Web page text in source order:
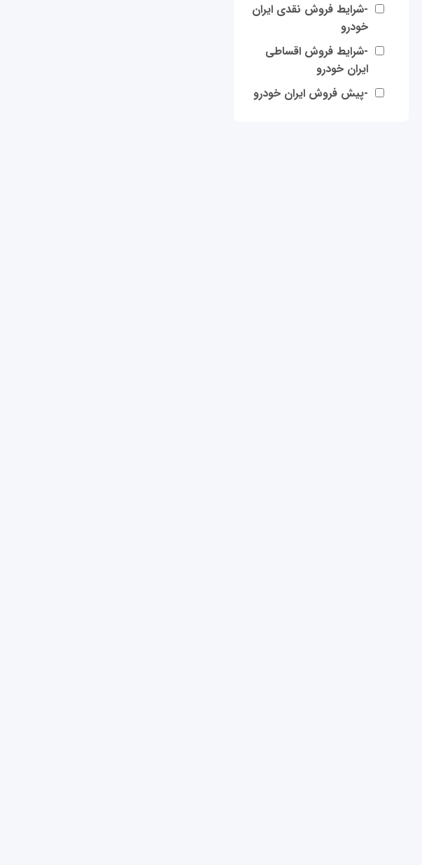
-شرایط فروش نقدی ایران
خودرو
-شرایط فروش اقساطی
ایران خودرو
-پیش فروش ایران خودرو